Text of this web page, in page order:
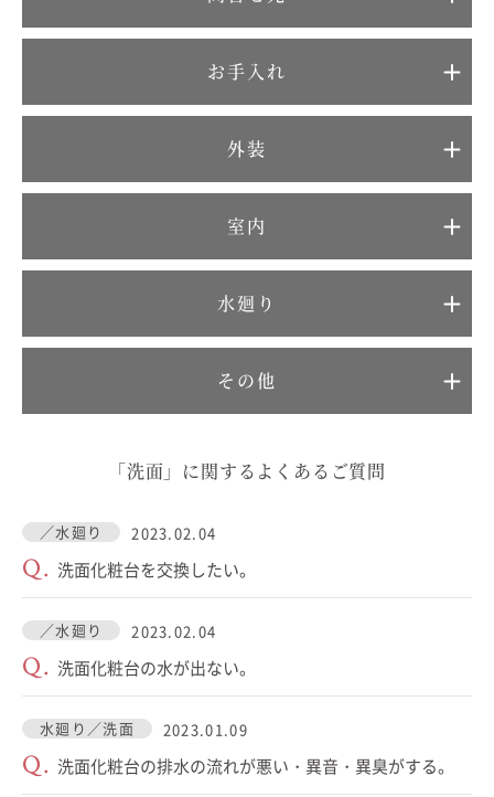
オーナー様Q&A
資料請求
お問い合わ
お手入れ
外装
室内
水廻り
その他
「洗面」に関するよくあるご質問
／水廻り 2023.02.04
Q. 洗面化粧台を交換したい。
／水廻り 2023.02.04
Q. 洗面化粧台の水が出ない。
水廻り／洗面 2023.01.09
Q. 洗面化粧台の排水の流れが悪い・異音・異臭がする。